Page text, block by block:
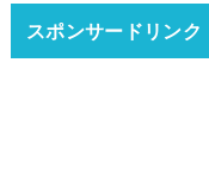
スポンサードリンク